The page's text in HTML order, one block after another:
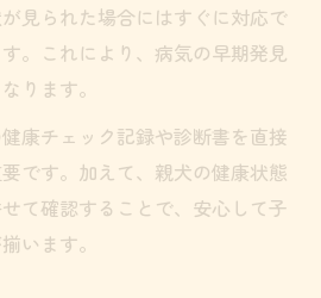
見られた場合にはすぐに対応で
。これにより、病気の早期発見
ります。
康チェック記録や診断書を直接
です。加えて、親犬の健康状態
て確認することで、安心して子
います。